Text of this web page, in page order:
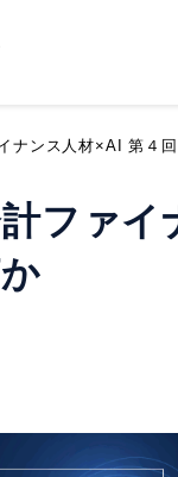
イナンス人材×AI 第４
計ファ